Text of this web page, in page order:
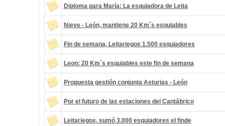
Diploma para María: La esquiadora de Leita
Nieve - León, mantiene 20 Km´s esquiables
Fin de semana, Leitariegos 1.500 esquiadores
Leon: 20 Km´s esquiables este fin de semana
Propuesta gestión conjunta Asturias - León
Por el futuro de las estaciones del Cantábrico
Leitariegos, sumó 3.000 esquiadores el finde